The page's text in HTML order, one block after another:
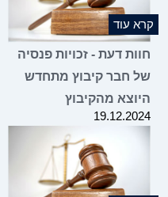
עוד
דעת - זכויות פנסיה
חבר קיבוץ מתחדש
מהקיבוץ